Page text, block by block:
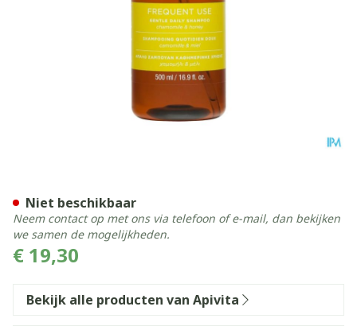
€ 19,30
Niet beschikbaar
Neem contact op met ons via telefoon of e-mail, dan bekijken
we samen de mogelijkheden.
Bekijk alle producten van Apivita